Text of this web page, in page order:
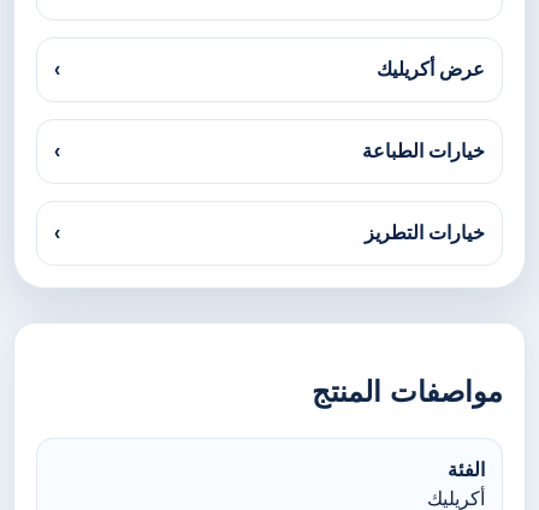
عرض أكريليك ›
خيارات الطباعة ›
خيارات التطريز ›
مواصفات المنتج
الفئة
أكريليك